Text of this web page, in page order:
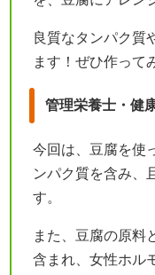
良質なタンパク質
ます！ぜひ作って
管理栄養士・健
今回は、豆腐を使
ンパク質を含み、
す。
また、豆腐の原料
含まれ、女性ホル